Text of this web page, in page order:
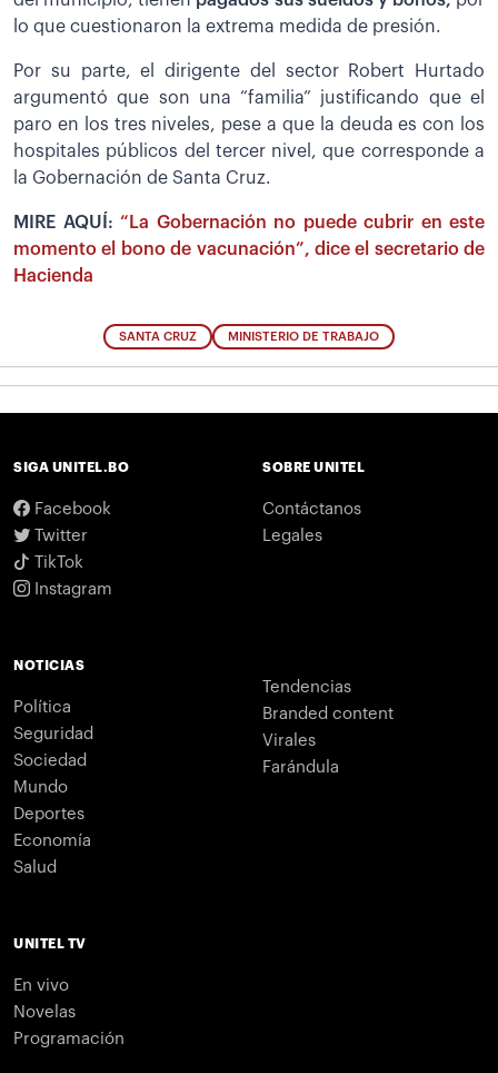
lo que cuestionaron la extrema medida de presión.
Por su parte, el dirigente del sector Robert Hurtado
argumentó que son una “familia” justificando que el
paro en los tres niveles, pese a que la deuda es con los
hospitales públicos del tercer nivel, que corresponde a
la Gobernación de Santa Cruz.
MIRE AQUÍ: “La Gobernación no puede cubrir en este
momento el bono de vacunación”, dice el secretario de
Hacienda
SANTA CRUZ MINISTERIO DE TRABAJO
SIGA UNITEL.BO
Facebook
Twitter
TikTok
Instagram
SOBRE UNITEL
Contáctanos
Legales
NOTICIAS
Política
Seguridad
Sociedad
Mundo
Deportes
Economía
Salud
Tendencias
Branded content
Virales
Farándula
UNITEL TV
En vivo
Novelas
Programación